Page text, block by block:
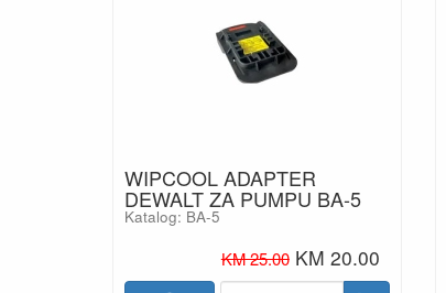
WIPCOOL ADAPTER
DEWALT ZA PUMPU BA-5
Katalog: BA-5
KM 25.00 KM 20.00